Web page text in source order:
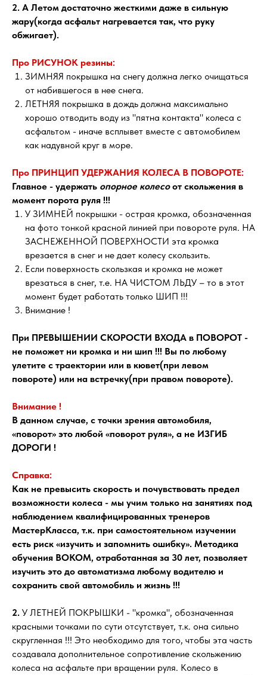
2. А Летом достаточно жесткими даже в сильную
жару(когда асфальт нагревается так, что руку
обжигает).
Про РИСУНОК резины:
ЗИМНЯЯ покрышка на снегу должна легко очищаться
от набившегося в нее снега.
ЛЕТНЯЯ покрышка в дождь должна максимально
хорошо отводить воду из "пятна контакта" колеса с
асфальтом - иначе всплывет вместе с автомобилем
как надувной круг в море.
Про ПРИНЦИП УДЕРЖАНИЯ КОЛЕСА В ПОВОРОТЕ:
Главное - удержать опорное колесоот скольжения в
момент порота руля !!!
У ЗИМНЕЙ покрышки - острая кромка, обозначенная
на фото тонкой красной линией при повороте руля. НА
ЗАСНЕЖЕННОЙ ПОВЕРХНОСТИ эта кромка
врезается в снег и не дает колесу скользить.
Если поверхность скользкая и кромка не может
врезаться в снег, т.е. НА ЧИСТОМ ЛЬДУ – то в этот
момент будет работать только ШИП !!!
Внимание !
При ПРЕВЫШЕНИИ СКОРОСТИ ВХОДА в ПОВОРОТ -
не поможет ни кромка и ни шип !!! Вы по любому
улетите с траектории или в кювет(при левом
повороте) или на встречку(при правом повороте).
Внимание !
В данном случае, с точки зрения автомобиля,
«поворот» это любой «поворот руля», а не ИЗГИБ
ДОРОГИ !
Справка:
Как не превысить скорость и почувствовать предел
возможности колеса - мы учим только на занятиях под
наблюдением квалифицированных тренеров
МастерКласса, т.к. при самостоятельном изучении
есть риск «изучить и запомнить ошибку». Методика
обучения ВОКОМ, отработанная за 30 лет, позволяет
изучить это до автоматизма любому водителю и
сохранить свой автомобиль и жизнь !!!
2. У ЛЕТНЕЙ ПОКРЫШКИ - "кромка", обозначенная
красными точками по сути отсутствует, т.к. она сильно
скругленная !!! Это необходимо для того, чтобы эта часть
создавала дополнительное сопротивление скольжению
колеса на асфальте при вращении руля. Колесо в